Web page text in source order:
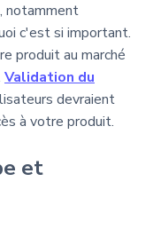
notamment
c'est si important.
produit au marché
Validation du
devraient
à votre produit.
et